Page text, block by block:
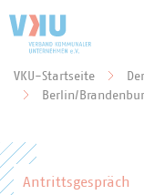
Sie befinden sich
VKU-Startseite
Berlin/
Antrittsgespräch